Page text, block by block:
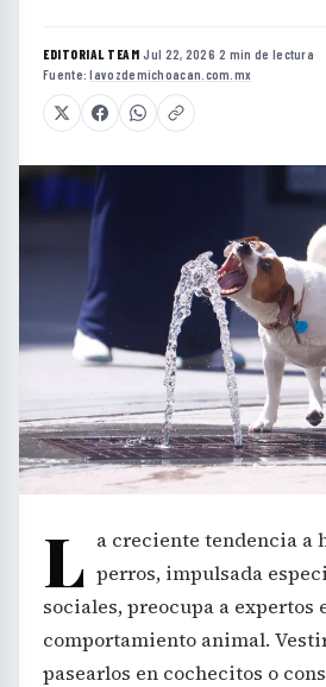
EDITORIAL TEAM·Jul 22, 2026·2 min de lectura·
Fuente:lavozdemichoacan.com.mx
L a creciente tendencia a
perros, impulsada
sociales, preocupa a expertos
comportamiento animal.
pasearlos en cochecitos o